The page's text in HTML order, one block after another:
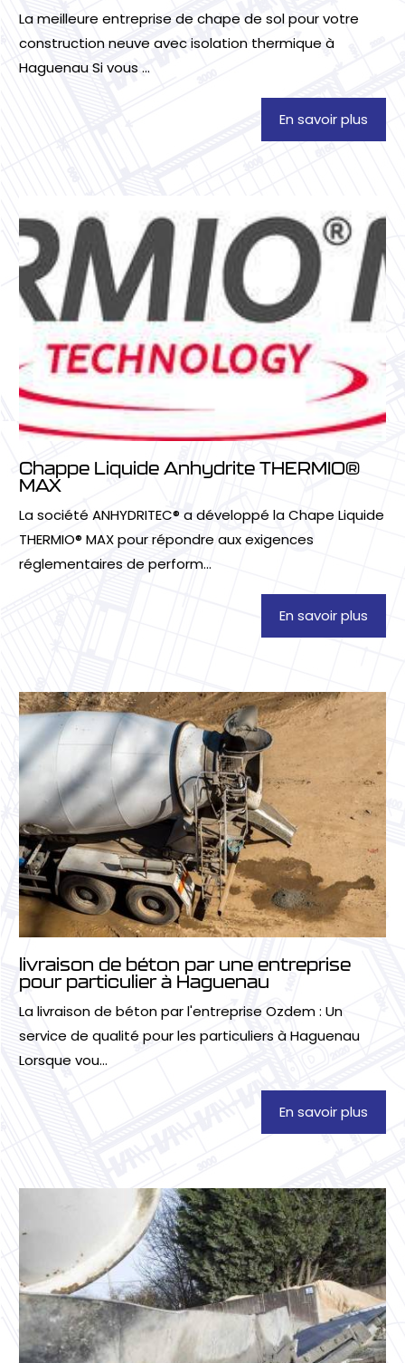
La meilleure entreprise de chape de sol pour votre
construction neuve avec isolation thermique à
Haguenau Si vous ...
En savoir plus
Chappe Liquide Anhydrite THERMIO®
MAX
La société ANHYDRITEC® a développé la Chape Liquide
THERMIO® MAX pour répondre aux exigences
réglementaires de perform...
En savoir plus
livraison de béton par une entreprise
pour particulier à Haguenau
La livraison de béton par l'entreprise Ozdem : Un
service de qualité pour les particuliers à Haguenau
Lorsque vou...
En savoir plus